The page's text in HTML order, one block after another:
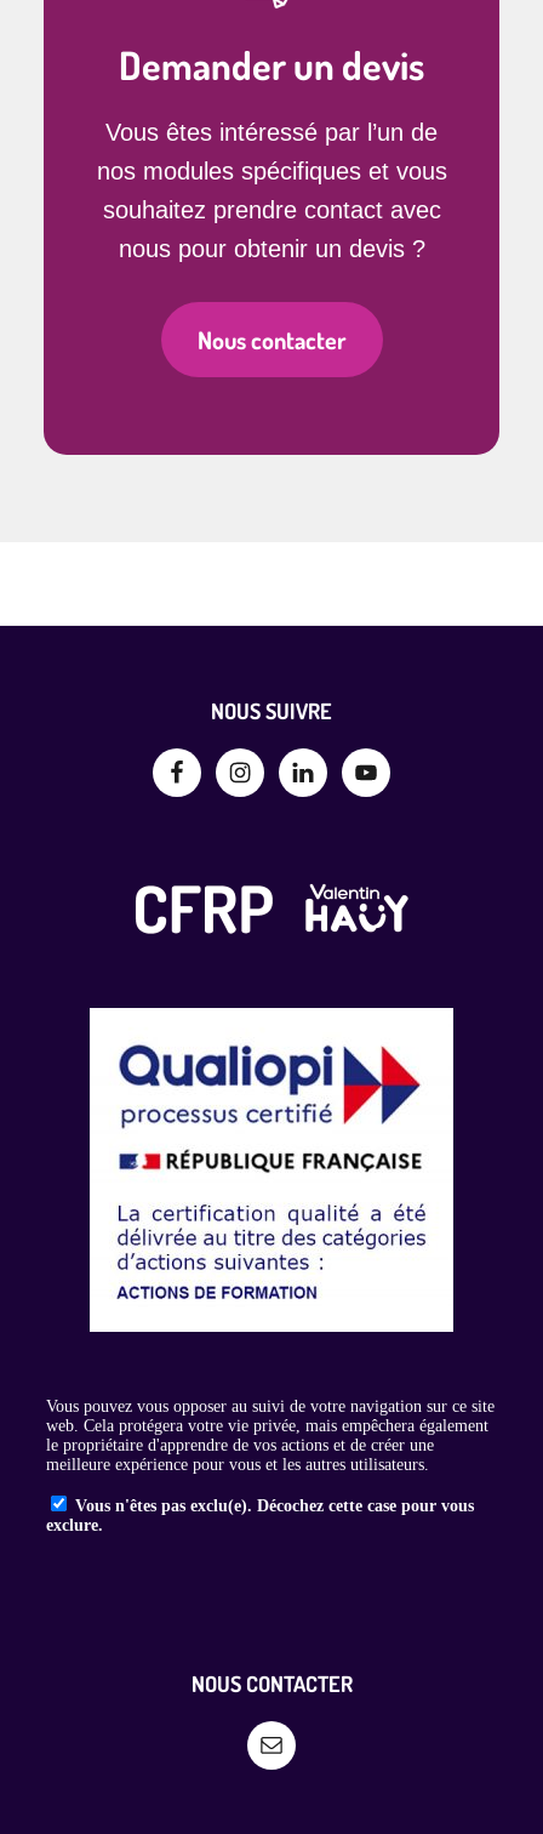
Demander un devis
Vous êtes intéressé par l’un de
nos modules spécifiques et vous
souhaitez prendre contact avec
nous pour obtenir un devis ?
Nous contacter
NOUS SUIVRE
NOUS CONTACTER